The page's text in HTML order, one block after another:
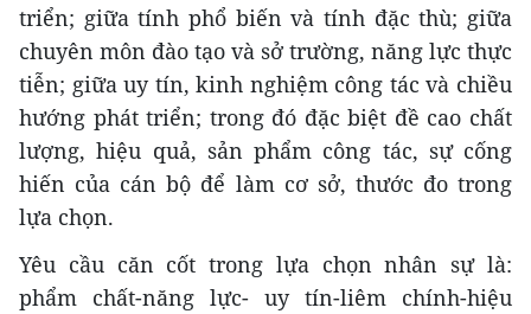
triển; giữa tính phổ biến và tính đặc thù; giữa
chuyên môn đào tạo và sở trường, năng lực thực
tiễn; giữa uy tín, kinh nghiệm công tác và chiều
hướng phát triển; trong đó đặc biệt đề cao chất
lượng, hiệu quả, sản phẩm công tác, sự cống
hiến của cán bộ để làm cơ sở, thước đo trong
lựa chọn.
Yêu cầu căn cốt trong lựa chọn nhân sự là:
phẩm chất-năng lực- uy tín-liêm chính-hiệu